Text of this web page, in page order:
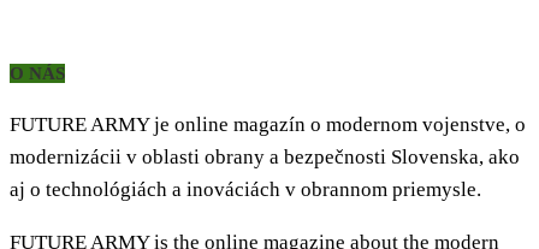
O NÁS
FUTURE ARMY je online magazín o modernom vojenstve, o
modernizácii v oblasti obrany a bezpečnosti Slovenska, ako
aj o technológiách a inováciách v obrannom priemysle.
FUTURE ARMY is the online magazine about the modern